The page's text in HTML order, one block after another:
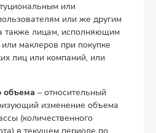
или
или же другим
также лицам, исполняющим
маклеров при покупке
лиц или компаний, или
объема – относительный
изменение объема
(количественного